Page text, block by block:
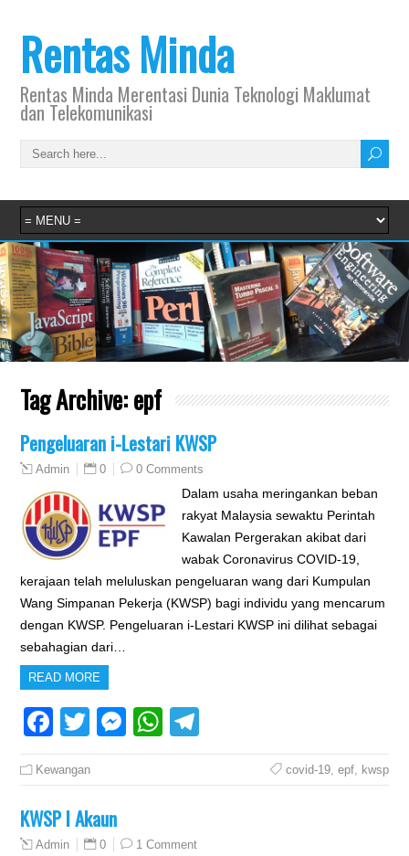
Rentas Minda
Rentas Minda Merentasi Dunia Teknologi Maklumat
dan Telekomunikasi
Tag Archive:epf
Pengeluaran i-Lestari KWSP
Admin 0 0 Comments
Dalam usaha meringankan beban
rakyat Malaysia sewaktu Perintah
Kawalan Pergerakan akibat dari
wabak Coronavirus COVID-19,
kerajaan telah meluluskan pengeluaran wang dari Kumpulan
Wang Simpanan Pekerja (KWSP) bagi individu yang mencarum
dengan KWSP. Pengeluaran i-Lestari KWSP ini dilihat sebagai
sebahagian dari…
READ MORE
Facebook
TwitterMessenger
WhatsApp
Kewangan covid-19, epf, kwsp
KWSP I Akaun
Admin 0 1 Comment